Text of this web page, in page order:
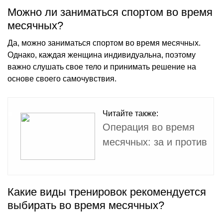
Можно ли заниматься спортом во время
месячных?
Да, можно заниматься спортом во время месячных.
Однако, каждая женщина индивидуальна, поэтому
важно слушать свое тело и принимать решение на
основе своего самочувствия.
Читайте также:
Операция во время
месячных: за и против
Какие виды тренировок рекомендуется
выбирать во время месячных?